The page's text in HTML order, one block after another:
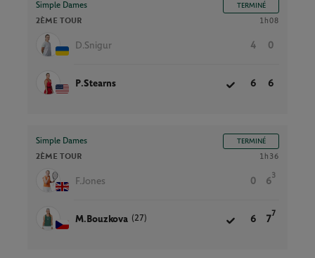
Simple Dames TERMINÉ
2ÈME TOUR 1h08
D.Snigur 4 0
P.Stearns 6 6
Simple Dames TERMINÉ
2ÈME TOUR 1h36
F.Jones 0 6
3
M.Bouzkova (27) 6 7
7